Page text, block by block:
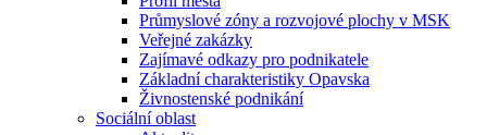
Průmyslové zóny a rozvojové plochy v MSK
Veřejné zakázky
Zajímavé odkazy pro podnikatele
Základní charakteristiky Opavska
Živnostenské podnikání
Sociální oblast